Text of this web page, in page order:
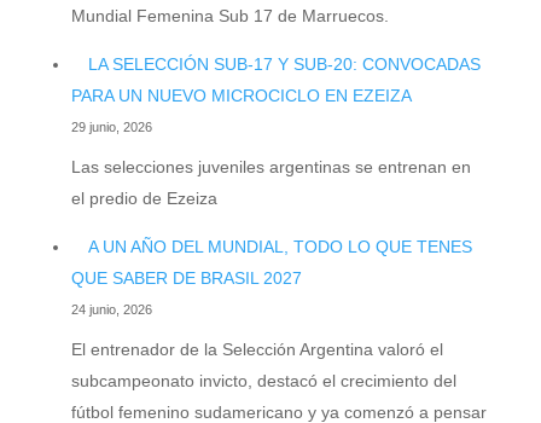
Mundial Femenina Sub 17 de Marruecos.
LA SELECCIÓN SUB-17 Y SUB-20: CONVOCADAS
PARA UN NUEVO MICROCICLO EN EZEIZA
29 junio, 2026
Las selecciones juveniles argentinas se entrenan en
el predio de Ezeiza
A UN AÑO DEL MUNDIAL, TODO LO QUE TENES
QUE SABER DE BRASIL 2027
24 junio, 2026
El entrenador de la Selección Argentina valoró el
subcampeonato invicto, destacó el crecimiento del
fútbol femenino sudamericano y ya comenzó a pensar